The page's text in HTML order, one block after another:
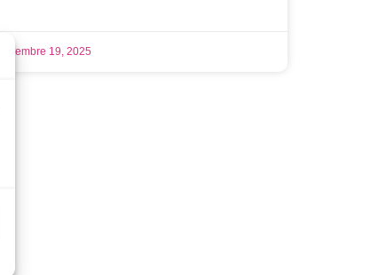
septembre 19, 2025